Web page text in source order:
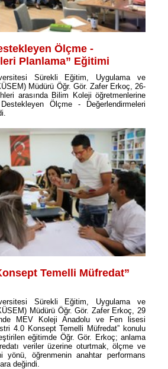
Ölçme -
Planlama” Eğitimi
Sürekli Eğitim, Uygulama ve
Müdürü Öğr. Gör. Zafer Erkoç, 26-
arasında Bilim Koleji öğretmenlerine
Ölçme - Değerlendirmeleri
Temelli Müfredat”
Sürekli Eğitim, Uygulama ve
Müdürü Öğr. Gör. Zafer Erkoç, 29
MEV Koleji Anadolu ve Fen lisesi
4.0 Konsept Temelli Müfredat” konulu
eğitimde Öğr. Gör. Erkoç; anlama
veriler üzerine oturtmak, ölçme ve
yönü, öğrenmenin anahtar performans
değindi.